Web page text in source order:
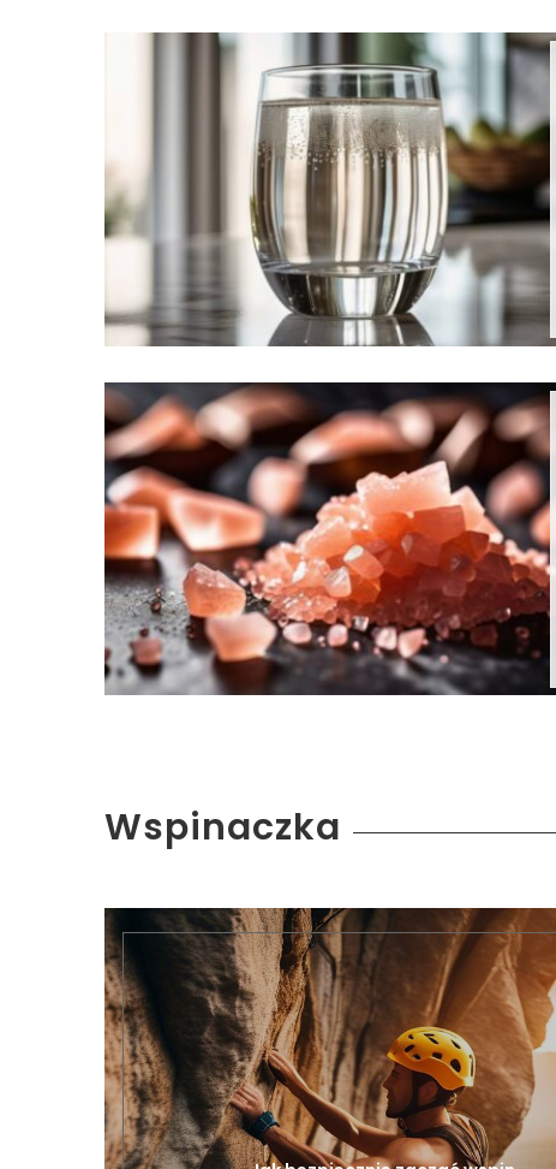
Wspinaczka